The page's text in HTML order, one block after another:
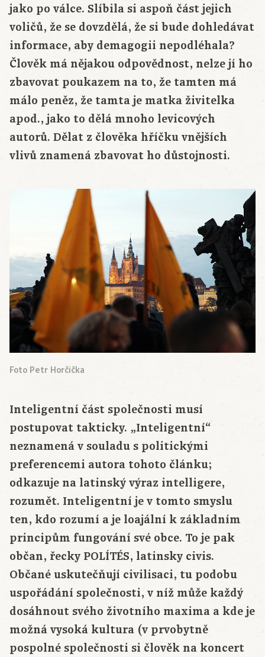
jako po válce. Slíbila si aspoň část jejich
voličů, že se dovzdělá, že si bude dohledávat
informace, aby demagogii nepodléhala?
Člověk má nějakou odpovědnost, nelze jí ho
zbavovat poukazem na to, že tamten má
málo peněz, že tamta je matka živitelka
apod., jako to dělá mnoho levicových
autorů. Dělat z člověka hříčku vnějších
vlivů znamená zbavovat ho důstojnosti.
Foto Petr Horčička
Inteligentní část společnosti musí
postupovat takticky. „Inteligentní“
neznamená v souladu s politickými
preferencemi autora tohoto článku;
odkazuje na latinský výraz intelligere,
rozumět. Inteligentní je v tomto smyslu
ten, kdo rozumí a je loajální k základním
principům fungování své obce. To je pak
občan, řecky POLÍTÉS, latinsky civis.
Občané uskutečňují civilisaci, tu podobu
uspořádání společnosti, v níž může každý
dosáhnout svého životního maxima a kde je
možná vysoká kultura (v prvobytně
pospolné společnosti si člověk na koncert